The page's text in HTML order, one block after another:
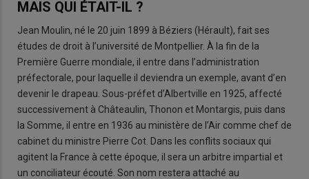
MAIS QUI ÉTAIT-IL ?
Jean Moulin, né le 20 juin 1899 à Béziers (Hérault), fait ses
études de droit à l’université de Montpellier. À la fin de la
Première Guerre mondiale, il entre dans l’administration
préfectorale, pour laquelle il deviendra un exemple, avant d’en
devenir le drapeau. Sous-préfet d’Albertville en 1925, affecté
successivement à Châteaulin, Thonon et Montargis, puis dans
la Somme, il entre en 1936 au ministère de l’Air comme chef de
cabinet du ministre Pierre Cot. Dans les conflits sociaux qui
agitent la France à cette époque, il sera un arbitre impartial et
un conciliateur écouté. Son nom restera attaché au